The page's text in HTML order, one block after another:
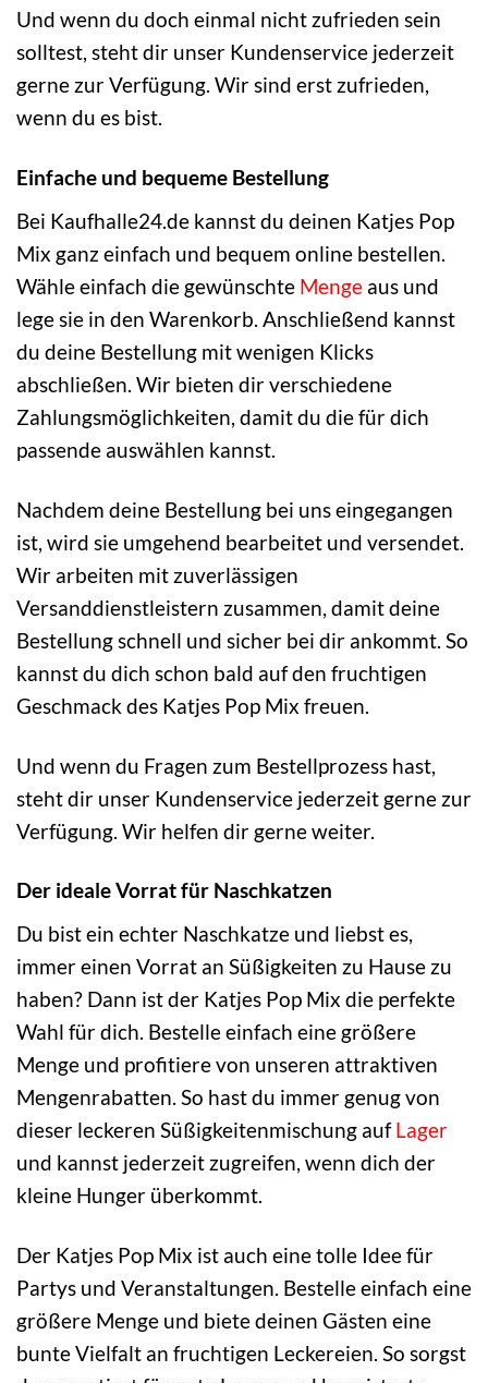
Und wenn du doch einmal nicht zufrieden sein
solltest, steht dir unser Kundenservice jederzeit
gerne zur Verfügung. Wir sind erst zufrieden,
wenn du es bist.
Einfache und bequeme Bestellung
Bei Kaufhalle24.de kannst du deinen Katjes Pop
Mix ganz einfach und bequem online bestellen.
Wähle einfach die gewünschte Menge aus und
lege sie in den Warenkorb. Anschließend kannst
du deine Bestellung mit wenigen Klicks
abschließen. Wir bieten dir verschiedene
Zahlungsmöglichkeiten, damit du die für dich
passende auswählen kannst.
Nachdem deine Bestellung bei uns eingegangen
ist, wird sie umgehend bearbeitet und versendet.
Wir arbeiten mit zuverlässigen
Versanddienstleistern zusammen, damit deine
Bestellung schnell und sicher bei dir ankommt. So
kannst du dich schon bald auf den fruchtigen
Geschmack des Katjes Pop Mix freuen.
Und wenn du Fragen zum Bestellprozess hast,
steht dir unser Kundenservice jederzeit gerne zur
Verfügung. Wir helfen dir gerne weiter.
Der ideale Vorrat für Naschkatzen
Du bist ein echter Naschkatze und liebst es,
immer einen Vorrat an Süßigkeiten zu Hause zu
haben? Dann ist der Katjes Pop Mix die perfekte
Wahl für dich. Bestelle einfach eine größere
Menge und profitiere von unseren attraktiven
Mengenrabatten. So hast du immer genug von
dieser leckeren Süßigkeitenmischung aufLager
und kannst jederzeit zugreifen, wenn dich der
kleine Hunger überkommt.
Der Katjes Pop Mix ist auch eine tolle Idee für
Partys und Veranstaltungen. Bestelle einfach eine
größere Menge und biete deinen Gästen eine
bunte Vielfalt an fruchtigen Leckereien. So sorgst